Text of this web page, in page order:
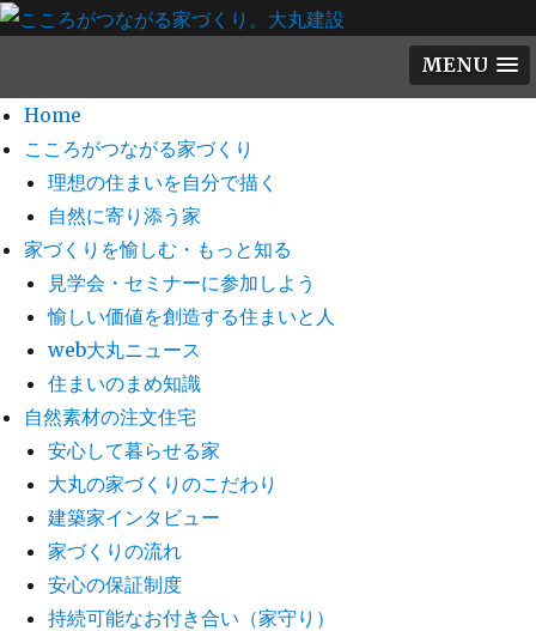
MENU
Home
こころがつながる家づくり
理想の住まいを自分で描く
自然に寄り添う家
家づくりを愉しむ・もっと知る
見学会・セミナーに参加しよう
愉しい価値を創造する住まいと人
web大丸ニュース
住まいのまめ知識
自然素材の注文住宅
安心して暮らせる家
大丸の家づくりのこだわり
建築家インタビュー
家づくりの流れ
安心の保証制度
持続可能なお付き合い（家守り）